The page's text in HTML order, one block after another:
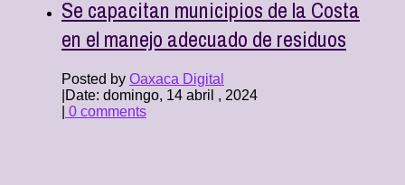
Se capacitan municipios de la Costa
en el manejo adecuado de residuos
Posted by Oaxaca Digital
Date: domingo, 14 abril , 2024
0 comments